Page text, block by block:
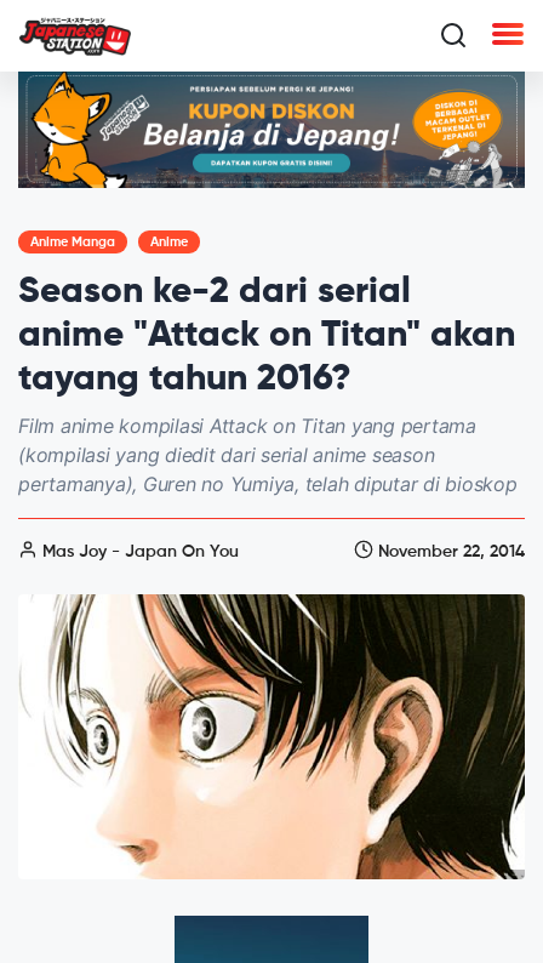
Anime Manga Anime
Season ke-2 dari serial
anime "Attack on Titan" akan
tayang tahun 2016?
Film anime kompilasi Attack on Titan yang pertama
(kompilasi yang diedit dari serial anime season
pertamanya), Guren no Yumiya, telah diputar di bioskop
Mas Joy - Japan On You November 22, 2014